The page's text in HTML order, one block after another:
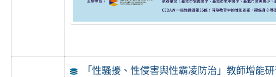
「性騷擾、性侵害與性霸凌防治」教師增能